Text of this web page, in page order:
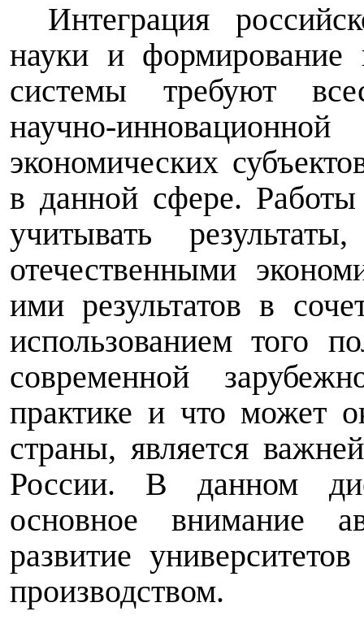
Интеграция
науки и формирование
системы требуют
научно-
экономических
в данной сфере.
учитывать
отечественными
ими результатов в
использованием того
современной
практике и что может
страны, является
России. В данном
основное внимание
развитие
производством.